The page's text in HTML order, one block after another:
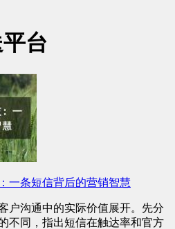
台
一条短信背后的营销智慧
户沟通中的实际价值展开。先分
不同，指出短信在触达率和官方